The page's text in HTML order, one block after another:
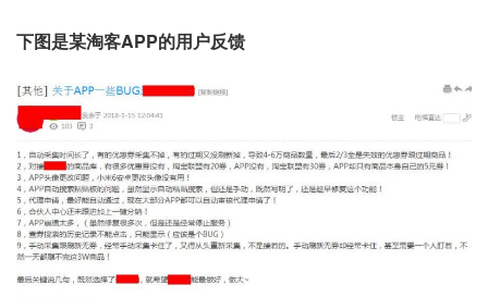
下图是某淘客APP的用户反馈